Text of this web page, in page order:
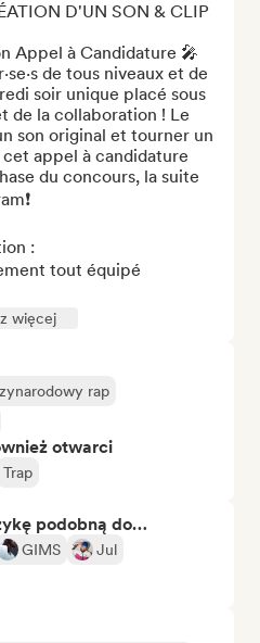
D'UN SON & CLIP
Appel à Candidature 🎤
de tous niveaux et de
soir unique placé sous
de la collaboration ! Le
son original et tourner un
appel à candidature
du concours, la suite
:
tout équipé
więcej
rap
otwarci
Trap
podobną do…
GIMS
Jul